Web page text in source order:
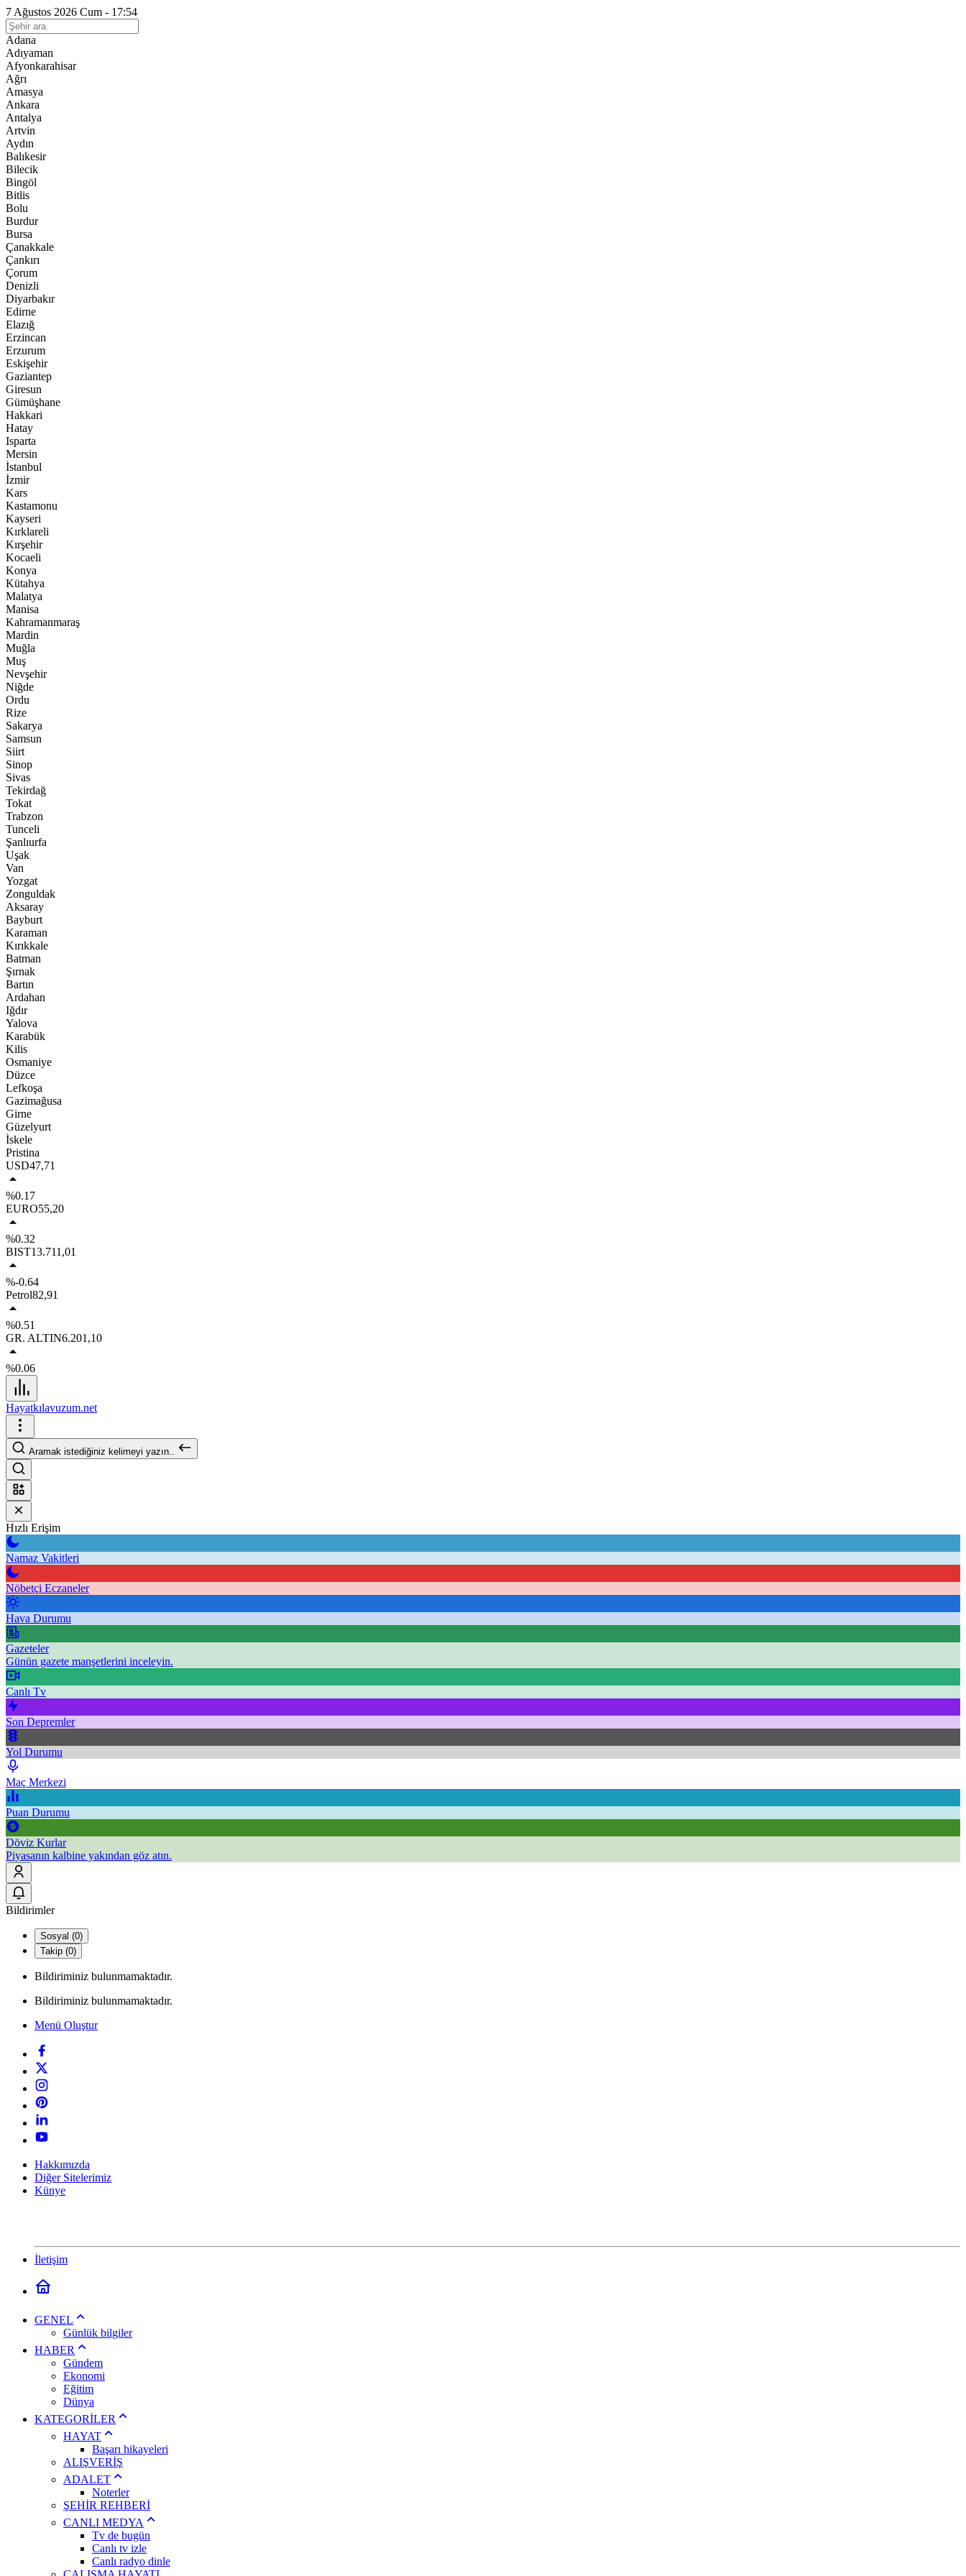
7 Ağustos 2026 Cum - 17:54
Adana
Adıyaman
Afyonkarahisar
Ağrı
Amasya
Ankara
Antalya
Artvin
Aydın
Balıkesir
Bilecik
Bingöl
Bitlis
Bolu
Burdur
Bursa
Çanakkale
Çankırı
Çorum
Denizli
Diyarbakır
Edirne
Elazığ
Erzincan
Erzurum
Eskişehir
Gaziantep
Giresun
Gümüşhane
Hakkari
Hatay
Isparta
Mersin
İstanbul
İzmir
Kars
Kastamonu
Kayseri
Kırklareli
Kırşehir
Kocaeli
Konya
Kütahya
Malatya
Manisa
Kahramanmaraş
Mardin
Muğla
Muş
Nevşehir
Niğde
Ordu
Rize
Sakarya
Samsun
Siirt
Sinop
Sivas
Tekirdağ
Tokat
Trabzon
Tunceli
Şanlıurfa
Uşak
Van
Yozgat
Zonguldak
Aksaray
Bayburt
Karaman
Kırıkkale
Batman
Şırnak
Bartın
Ardahan
Iğdır
Yalova
Karabük
Kilis
Osmaniye
Düzce
Lefkoşa
Gazimağusa
Girne
Güzelyurt
İskele
Pristina
USD47,71
%0.17
EURO55,20
%0.32
BIST13.711,01
%-0.64
Petrol82,91
%0.51
GR. ALTIN6.201,10
%0.06
Hayatkılavuzum.net
Aramak istediğiniz kelimeyi yazın..
Hızlı Erişim
Namaz Vakitleri
Nöbetçi Eczaneler
Hava Durumu
Gazeteler
Günün gazete manşetlerini inceleyin.
Canlı Tv
Son Depremler
Yol Durumu
Maç Merkezi
Puan Durumu
Döviz Kurlar
Piyasanın kalbine yakından göz atın.
Bildirimler
Sosyal (0)
Takip (0)
Bildiriminiz bulunmamaktadır.
Bildiriminiz bulunmamaktadır.
Menü Oluştur
Hakkımızda
Diğer Sitelerimiz
Künye
İletişim
GENEL
Günlük bilgiler
HABER
Gündem
Ekonomi
Eğitim
Dünya
KATEGORİLER
HAYAT
Başarı hikayeleri
ALIŞVERİŞ
ADALET
Noterler
ŞEHİR REHBERİ
CANLI MEDYA
Tv de bugün
Canlı tv izle
Canlı radyo dinle